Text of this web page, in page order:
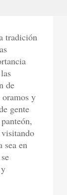
tradición
de
oramos y
gente
sea en